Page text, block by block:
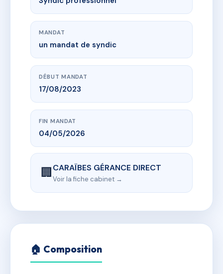
MANDAT
un mandat de syndic
DÉBUT MANDAT
17/08/2023
FIN MANDAT
04/05/2026
🏢CARAÏBES GÉRANCE DIRECT
Voir la fiche cabinet →
🏠 Composition